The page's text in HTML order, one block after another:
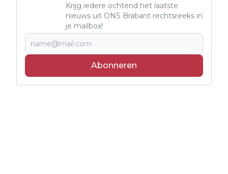
Krijg iedere ochtend het laatste
nieuws uit ONS Brabant rechtsreeks in
je mailbox!
Abonneren